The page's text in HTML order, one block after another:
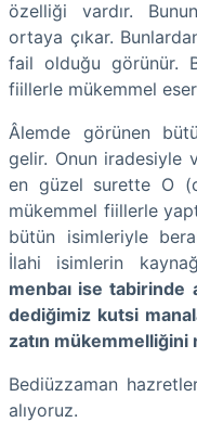
özelliği vardır.
ortaya çıkar.
fail olduğu görünür.
fiillerle mükemmel
Âlemde görünen
gelir. Onun iradesiyle
en güzel surette O
mükemmel fiillerle
bütün isimleriyle
İlahi isimlerin
menbaı ise tabirinde
dediğimiz kutsi
zatın
Bediüzzaman
alıyoruz.